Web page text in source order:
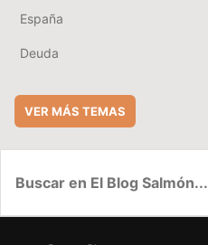
España
Deuda
VER MÁS TEMAS